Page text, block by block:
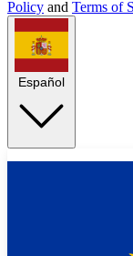
Policy and Terms of
Español